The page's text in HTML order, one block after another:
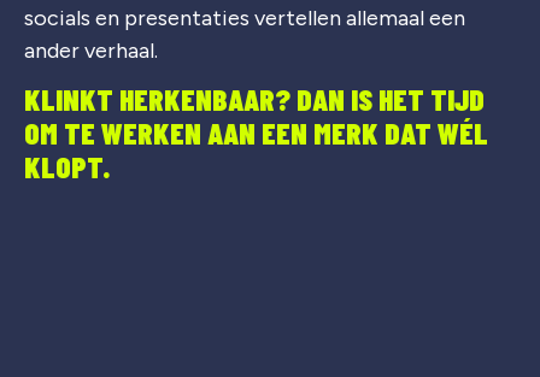
socials en presentaties vertellen allemaal een
ander verhaal.
KLINKT HERKENBAAR? DAN IS HET TIJD
OM TE WERKEN AAN EEN MERK DAT WÉL
KLOPT.